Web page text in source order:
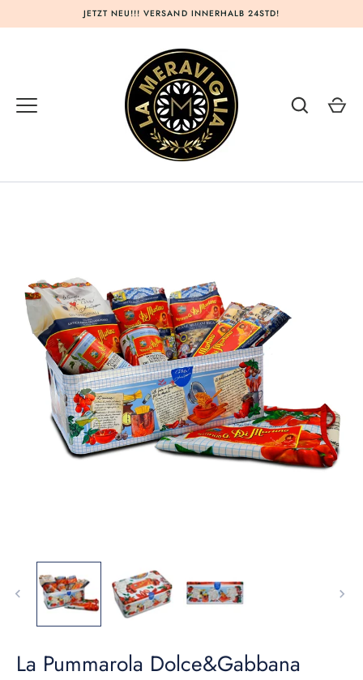
zum
JETZT NEU!!! VERSAND INNERHALB 24STD!
La Pummarola Dolce&Gabbana